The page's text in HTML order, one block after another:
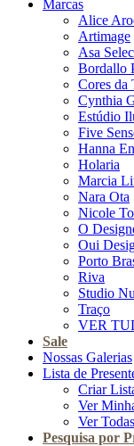
Marcas
Alice
Artimage
Asa
Bordallo
Cores da
Cynthia
Estúdio
Five
Hanna
Holaria
Marcia
Nara Ota
Nicole
O
Oui
Porto
Riva
Studio
Traço
VER
Sale
Nossas Galerias
Lista de
Criar
Ver
Ver
Pesquisa por